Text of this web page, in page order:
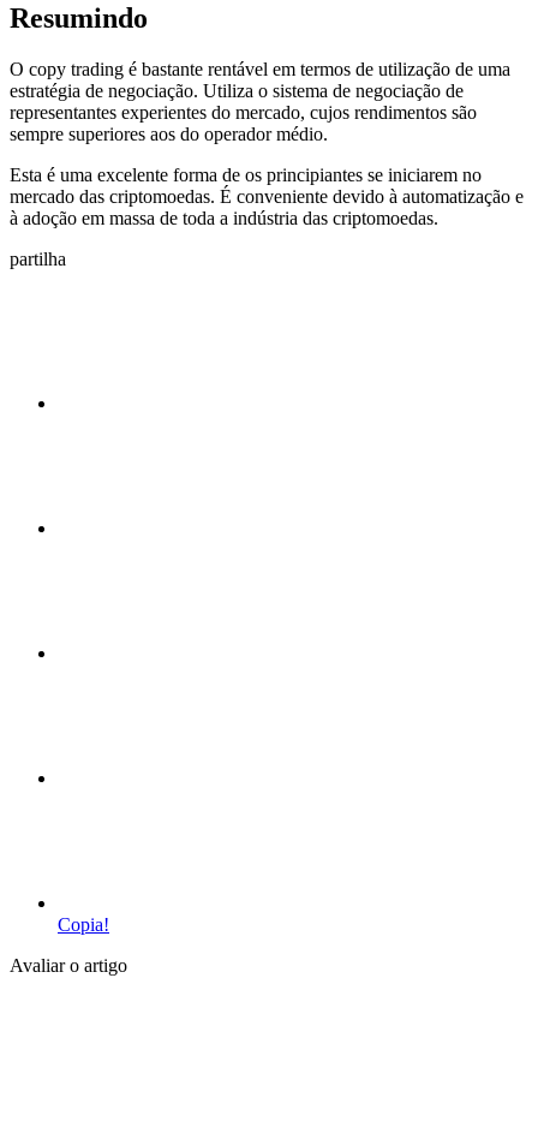
Resumindo
O copy trading é bastante rentável em termos de utilização de uma
estratégia de negociação. Utiliza o sistema de negociação de
representantes experientes do mercado, cujos rendimentos são
sempre superiores aos do operador médio.
Esta é uma excelente forma de os principiantes se iniciarem no
mercado das criptomoedas. É conveniente devido à automatização e
à adoção em massa de toda a indústria das criptomoedas.
partilha
Copia!
Avaliar o artigo